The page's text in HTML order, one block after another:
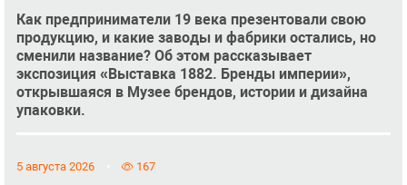
Как предприниматели 19 века презентовали свою
продукцию, и какие заводы и фабрики остались, но
сменили название? Об этом рассказывает
экспозиция «Выставка 1882. Бренды империи»,
открывшаяся в Музее брендов, истории и дизайна
упаковки.
5 августа 2026 167